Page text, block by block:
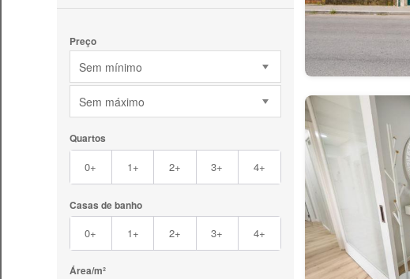
Preço
Sem mínimo
Sem máximo
Quartos
0+ 1+ 2+ 3+ 4+
Casas de banho
0+ 1+ 2+ 3+ 4+
Área/m²